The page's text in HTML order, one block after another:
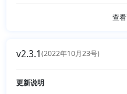
39.【优化】分销等级规则优化、扩
42.【优化】ipad模型下uniapp顶部
9. 新增[主导航、logo及搜索栏、页
12. 新增base64类库
14. 小程序新增个人资料修改
查
v2.3.1(2022年10月23号)
更新说明